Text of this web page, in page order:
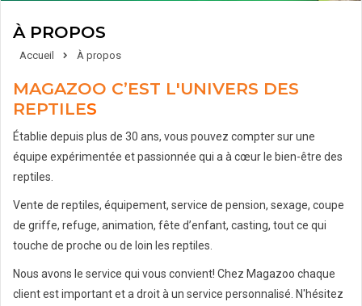
À PROPOS
Accueil À propos
MAGAZOO C’EST L'UNIVERS DES
REPTILES
Établie depuis plus de 30 ans, vous pouvez compter sur une
équipe expérimentée et passionnée qui a à cœur le bien-être des
reptiles.
Vente de reptiles, équipement, service de pension, sexage, coupe
de griffe, refuge, animation, fête d’enfant, casting, tout ce qui
touche de proche ou de loin les reptiles.
Nous avons le service qui vous convient! Chez Magazoo chaque
client est important et a droit à un service personnalisé. N'hésitez